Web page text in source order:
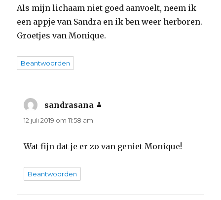
Als mijn lichaam niet goed aanvoelt, neem ik
een appje van Sandra en ik ben weer herboren.
Groetjes van Monique.
Beantwoorden
sandrasana
12 juli 2019 om 11:58 am
Wat fijn dat je er zo van geniet Monique!
Beantwoorden